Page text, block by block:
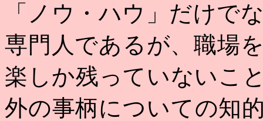
「ノウ・ハウ」だけで
専門人であるが、職場
楽しか残っていないこ
外の事柄についての知